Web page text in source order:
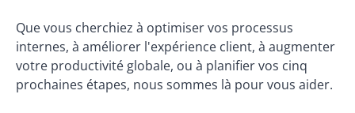
Que vous cherchiez à optimiser vos processus
internes, à améliorer l'expérience client, à augmenter
votre productivité globale, ou à planifier vos cinq
prochaines étapes, nous sommes là pour vous aider.